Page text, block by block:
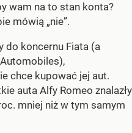
wam na to stan konta?
mówią „nie”.
do koncernu Fiata (a
chce kupować jej aut.
auta Alfy Romeo znalazły
mniej niż w tym samym